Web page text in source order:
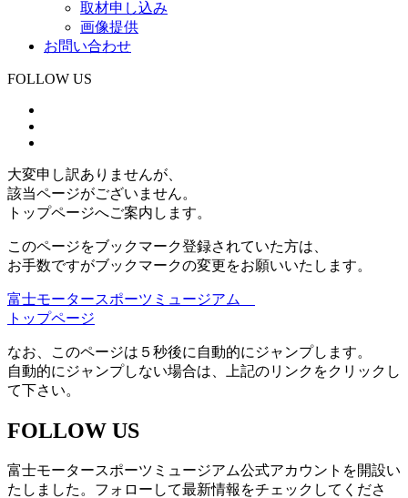
取材申し込み
画像提供
お問い合わせ
FOLLOW US
大変申し訳ありませんが、
該当ページがございません。
トップページへご案内します。
このページをブックマーク登録されていた方は、
お手数ですがブックマークの変更をお願いいたします。
富士モータースポーツミュージアム
トップページ
なお、このページは５秒後に自動的にジャンプします。
自動的にジャンプしない場合は、上記のリンクをクリックし
て下さい。
FOLLOW US
富士モータースポーツミュージアム公式アカウントを開設い
たしました。フォローして最新情報をチェックしてくださ